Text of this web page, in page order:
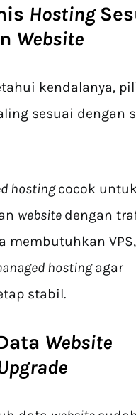
Hosting
Website
kendalanya,
sesuai dengan
hostingcocok untuk
website dengan
membutuhkan VPS,
hostingagar
stabil.
Website